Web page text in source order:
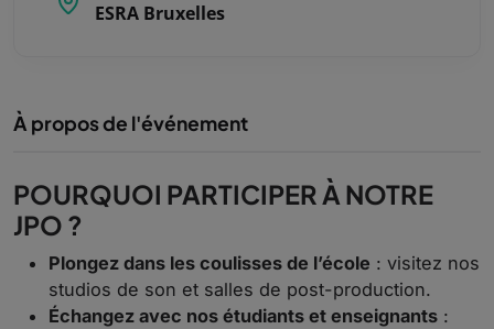
ESRA Bruxelles
À propos de l'événement
POURQUOI PARTICIPER À NOTRE
JPO ?
Plongez dans les coulisses de l’école : visitez nos
studios de son et salles de post-production.
Échangez avec nos étudiants et enseignants :